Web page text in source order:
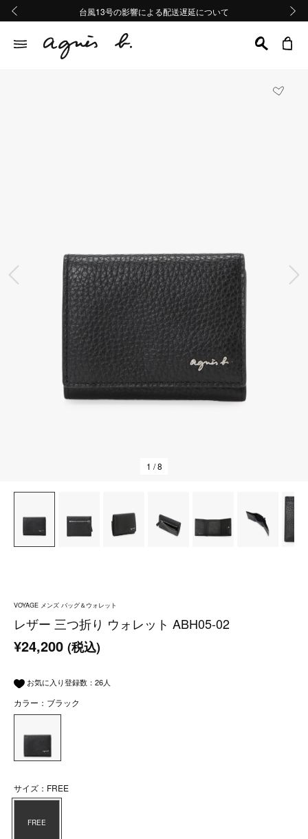
熊本地域地震の影響による配送遅延について
Summer Sale 2buy10%OFF!!
台風13号の影響による配送遅延について
熊本地域地震の影響による配送遅延について
Summer Sale 2buy10%OFF!!
前の画像
1 / 8
VOYAGE メンズ バッグ＆ウォレット
レザー 三つ折り ウォレット ABH05-02
¥24,200 (税込)
お気に入り登録数： 26人
カラー：ブラック
サイズ：FREE
FREE